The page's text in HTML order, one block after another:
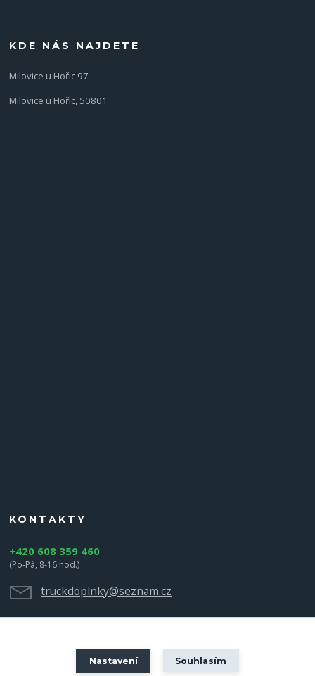
KDE NÁS NAJDETE
Milovice u Hořic 97
Milovice u Hořic, 50801
KONTAKTY
+420 608 359 460
(Po-Pá, 8-16 hod.)
truckdoplnky@seznam.cz
Nastavení Souhlasím